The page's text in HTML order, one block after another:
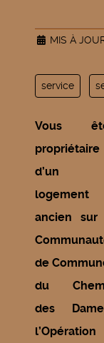
MIS À
service
Vous
propriétaire
d’un
logement
ancien sur
de
du
des